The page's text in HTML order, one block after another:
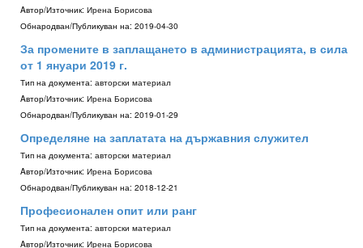
Aвтор/Източник: Ирена Борисова
Обнародван/Публикуван на: 2019-04-30
За промените в заплащането в администрацията, в сила
от 1 януари 2019 г.
Тип на документа: авторски материал
Aвтор/Източник: Ирена Борисова
Обнародван/Публикуван на: 2019-01-29
Определяне на заплатата на държавния служител
Тип на документа: авторски материал
Aвтор/Източник: Ирена Борисова
Обнародван/Публикуван на: 2018-12-21
Професионален опит или ранг
Тип на документа: авторски материал
Aвтор/Източник: Ирена Борисова